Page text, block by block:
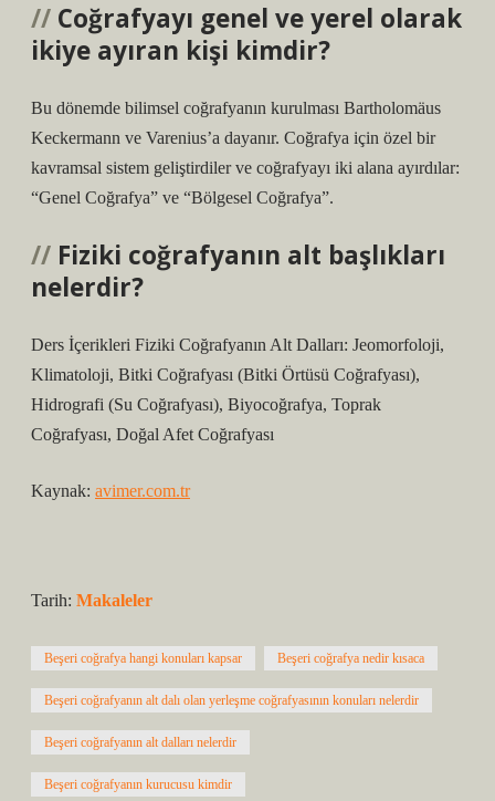
Coğrafyayı genel ve yerel olarak
ikiye ayıran kişi kimdir?
Bu dönemde bilimsel coğrafyanın kurulması Bartholomäus
Keckermann ve Varenius’a dayanır. Coğrafya için özel bir
kavramsal sistem geliştirdiler ve coğrafyayı iki alana ayırdılar:
“Genel Coğrafya” ve “Bölgesel Coğrafya”.
Fiziki coğrafyanın alt başlıkları
nelerdir?
Ders İçerikleri Fiziki Coğrafyanın Alt Dalları: Jeomorfoloji,
Klimatoloji, Bitki Coğrafyası (Bitki Örtüsü Coğrafyası),
Hidrografi (Su Coğrafyası), Biyocoğrafya, Toprak
Coğrafyası, Doğal Afet Coğrafyası
Kaynak: avimer.com.tr
Tarih: Makaleler
Beşeri coğrafya hangi konuları kapsar Beşeri coğrafya nedir kısaca
Beşeri coğrafyanın alt dalı olan yerleşme coğrafyasının konuları nelerdir
Beşeri coğrafyanın alt dalları nelerdir
Beşeri coğrafyanın kurucusu kimdir